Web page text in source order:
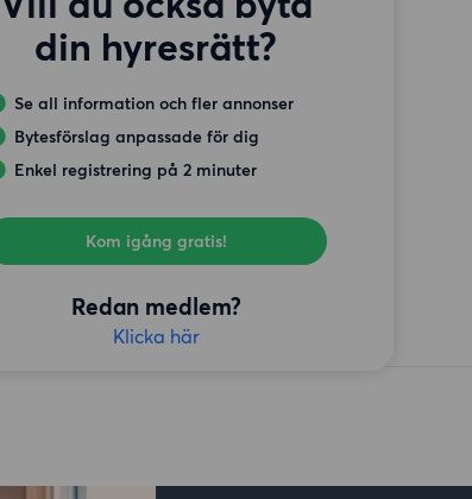
din hyresrätt?
Se all information och fler annonser
Bytesförslag anpassade för dig
Enkel registrering på 2 minuter
Kom igång gratis!
Redan medlem?
Klicka här